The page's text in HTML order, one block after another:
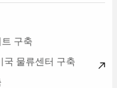
구축
국물류센터구축